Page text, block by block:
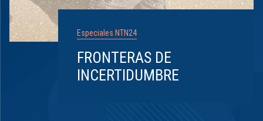
Especiales NTN24
FRONTERAS DE
INCERTIDUMBRE